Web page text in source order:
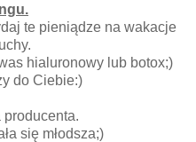
te pieniądze na wakacje
hialuronowy lub botox;)
do Ciebie:)
producenta.
się młodsza;)